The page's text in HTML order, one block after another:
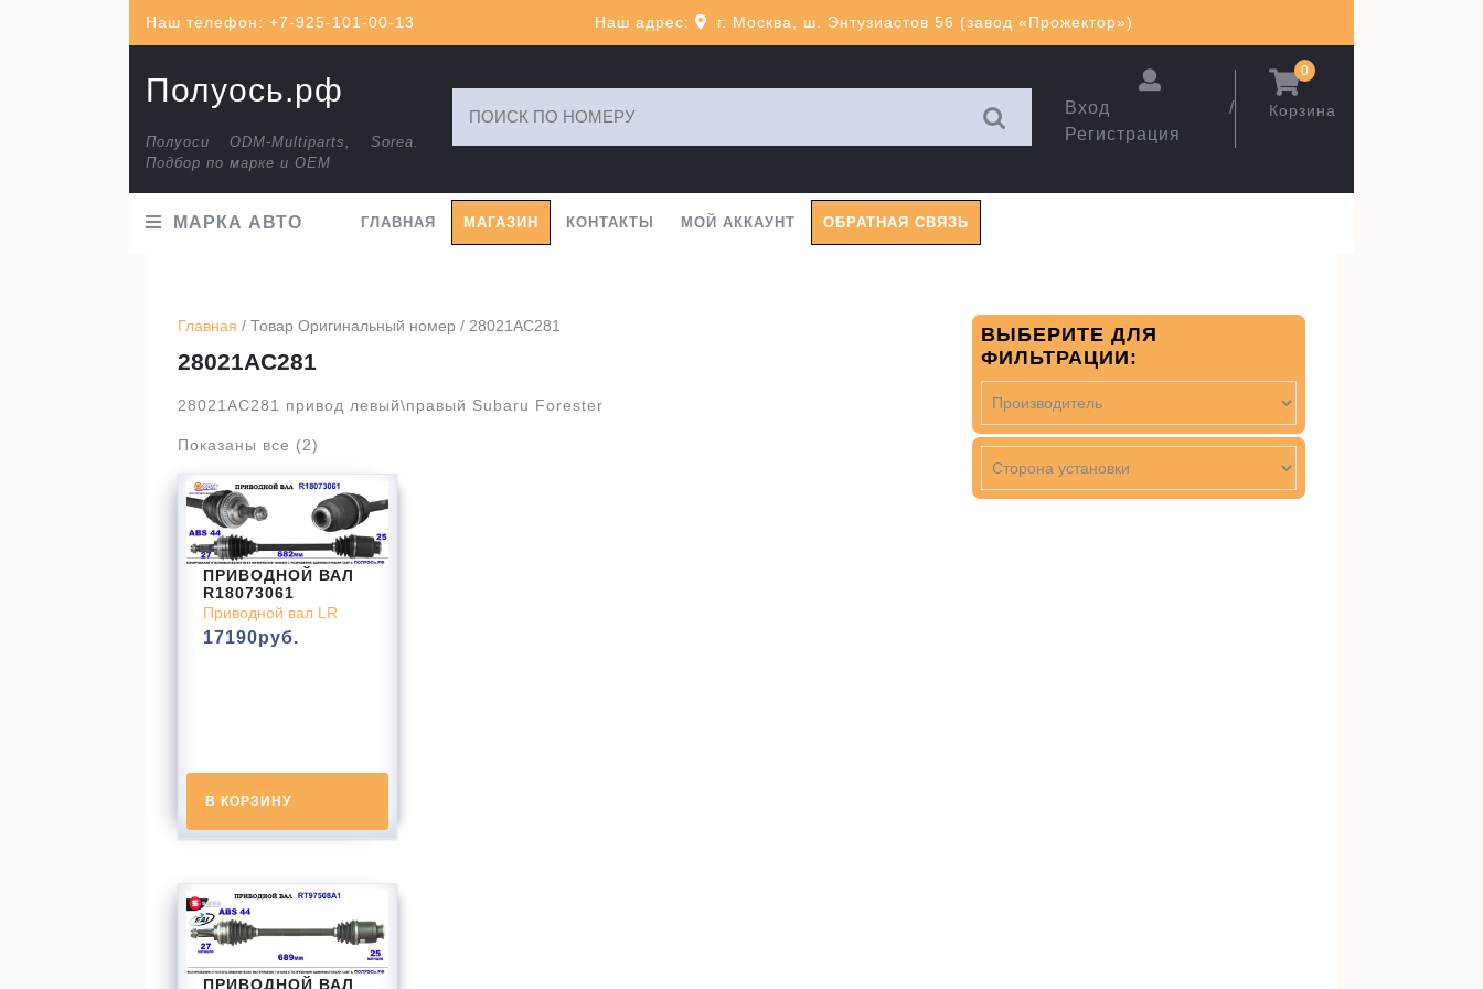
Наш телефон: +7-925-101-00-13 Наш адрес: г. Москва, ш. Энтузиастов 56 (завод «Прожектор»)
Полуось.рф
Полуоси ODM-Multiparts, Sorea.
Подбор по марке и ОЕМ
Вход /
Регистрация
Корзина
0
МАРКА АВТО ГЛАВНАЯ МАГАЗИН КОНТАКТЫ МОЙ АККАУНТ ОБРАТНАЯ СВЯЗЬ
Главная / Товар Оригинальный номер / 28021AC281
28021AC281
28021AC281 привод левый\правый Subaru Forester
Показаны все (2)
ПРИВОДНОЙ ВАЛ
R18073061
Приводной вал LR
17190руб.
В КОРЗИНУ
ПРИВОДНОЙ ВАЛ
ВЫБЕРИТЕ ДЛЯ
ФИЛЬТРАЦИИ: